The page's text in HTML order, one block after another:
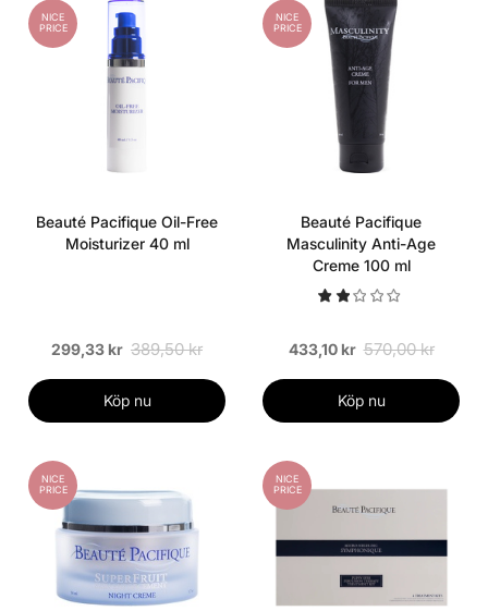
NICE
PRICE
Beauté Pacifique Oil-Free
Moisturizer 40 ml
299,33 kr 389,50 kr
Köp nu
NICE
PRICE
Beauté Pacifique
Masculinity Anti-Age
Creme 100 ml
433,10 kr 570,00 kr
Köp nu
NICE
PRICE
NICE
PRICE